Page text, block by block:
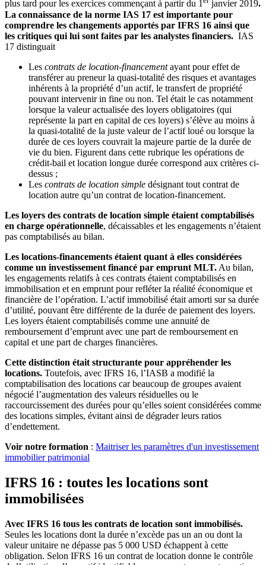
plus tard pour les exercices commençant à partir du 1
janvier 2019.
La connaissance de la norme IAS 17 est importante pour
comprendre les changements apportés par IFRS 16 ainsi que
les critiques qui lui sont faites par les analystes financiers. IAS
17 distinguait
Les contrats de location-financementayant pour effet de
transférer au preneur la quasi-totalité des risques et avantages
inhérents à la propriété d’un actif, le transfert de propriété
pouvant intervenir in fine ou non. Tel était le cas notamment
lorsque la valeur actualisée des loyers obligatoires (qui
représente la part en capital de ces loyers) s’élève au moins à
la quasi-totalité de la juste valeur de l’actif loué ou lorsque la
durée de ces loyers couvrait la majeure partie de la durée de
vie du bien. Figurent dans cette rubrique les opérations de
crédit-bail et location longue durée correspond aux critères ci-
dessus ;
Les contrats de location simple désignant tout contrat de
location autre qu’un contrat de location-financement.
Les loyers des contrats de location simple étaient comptabilisés
en charge opérationnelle, décaissables et les engagements n’étaient
pas comptabilisés au bilan.
Les locations-financements étaient quant à elles considérées
comme un investissement financé par emprunt MLT. Au bilan,
les engagements relatifs à ces contrats étaient comptabilisés en
immobilisation et en emprunt pour refléter la réalité économique et
financière de l’opération. L’actif immobilisé était amorti sur sa durée
d’utilité, pouvant être différente de la durée de paiement des loyers.
Les loyers étaient comptabilisés comme une annuité de
remboursement d’emprunt avec une part de remboursement en
capital et une part de charges financières.
Cette distinction était structurante pour appréhender les
locations. Toutefois, avec IFRS 16, l’IASB a modifié la
comptabilisation des locations car beaucoup de groupes avaient
négocié l’augmentation des valeurs résiduelles ou le
raccourcissement des durées pour qu’elles soient considérées comme
des locations simples, évitant ainsi de dégrader leurs ratios
d’endettement.
Voir notre formation : Maitriser les paramètres d'un investissement
immobilier patrimonial
IFRS 16 : toutes les locations sont
immobilisées
Avec IFRS 16 tous les contrats de location sont immobilisés.
Seules les locations dont la durée n’excède pas un an ou dont la
valeur unitaire ne dépasse pas 5 000 USD échappent à cette
obligation. Selon IFRS 16 un contrat de location donne le contrôle